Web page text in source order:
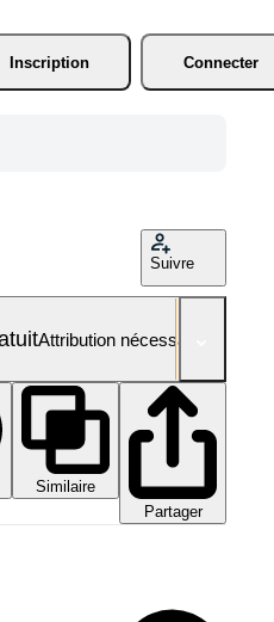
Inscription
Connecter
Suivre
Attribution nécessaire
Similaire
Partager